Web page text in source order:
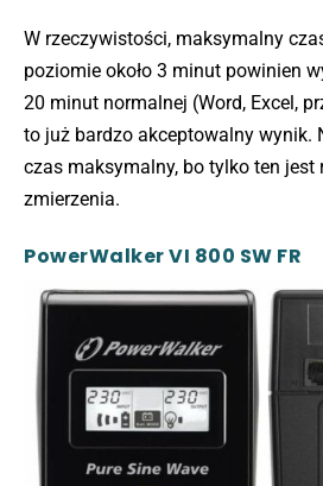
W rzeczywistości, maksymalny
poziomie około 3 minut powinien
20 minut normalnej (Word, Excel,
to już bardzo akceptowalny wynik.
czas maksymalny, bo tylko ten jest
zmierzenia.
PowerWalker VI 800 SW FR